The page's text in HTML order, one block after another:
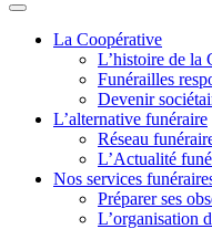
La Coopérative
L’histoire de la
Funérailles
Devenir
L’alternative funéraire
Réseau
L’Actualité
Nos services
Préparer ses
L’organisation